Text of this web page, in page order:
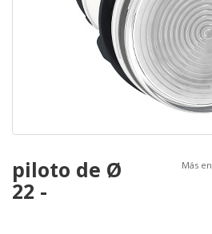
Más en
piloto de Ø
22 -